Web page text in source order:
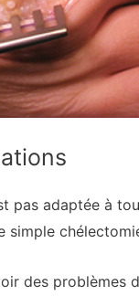
pas adaptée à
simple
des